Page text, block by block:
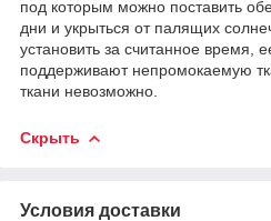
под которым можно поставить
дни и укрыться от палящих
установить за считанное время,
поддерживают непромокаемую
ткани невозможно.
Скрыть
Условия доставки